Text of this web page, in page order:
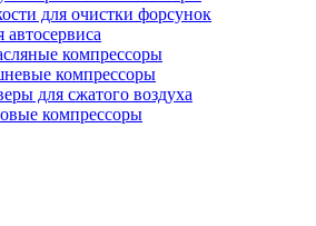
для очистки форсунок
компрессоры
компрессоры
для сжатого воздуха
компрессоры